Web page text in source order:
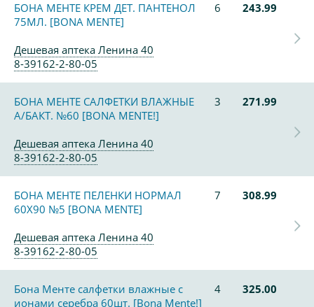
БОНА МЕНТЕ КРЕМ ДЕТ. ПАНТЕНОЛ
75МЛ. [BONA MENTE]
6 243.99
Дешевая аптека Ленина 40
8-39162-2-80-05
БОНА МЕНТЕ САЛФЕТКИ ВЛАЖНЫЕ
А/БАКТ. №60 [BONA MENTE!]
3 271.99
Дешевая аптека Ленина 40
8-39162-2-80-05
БОНА МЕНТЕ ПЕЛЕНКИ НОРМАЛ
60Х90 №5 [BONA MENTE]
7 308.99
Дешевая аптека Ленина 40
8-39162-2-80-05
Бона Менте салфетки влажные с
ионами серебра 60шт. [Bona Mente!]
4 325.00